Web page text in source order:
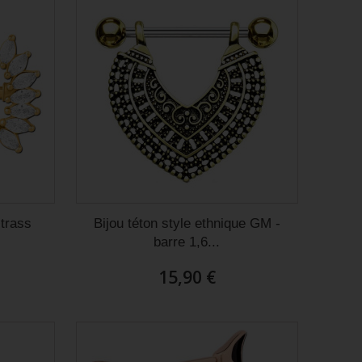
Bijou téton style ethnique GM -
barre 1,6...
15,90 €